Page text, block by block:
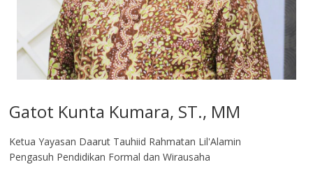
Gatot Kunta Kumara, ST., MM
Ketua Yayasan Daarut Tauhiid Rahmatan Lil'Alamin
Pengasuh Pendidikan Formal dan Wirausaha